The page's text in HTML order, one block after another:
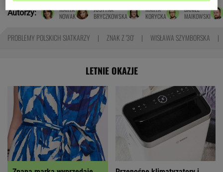
Autorzy:
MARTA
NOWAK
JUSTYNA
BRYCZKOWSKA
MARTA
KORYCKA
DANIEL
MAIKOWSKI
PROBLEMY POLSKICH SIATKARZY ZNAK Z '30' WISŁAWA SZYMBORSKA
LETNIE OKAZJE